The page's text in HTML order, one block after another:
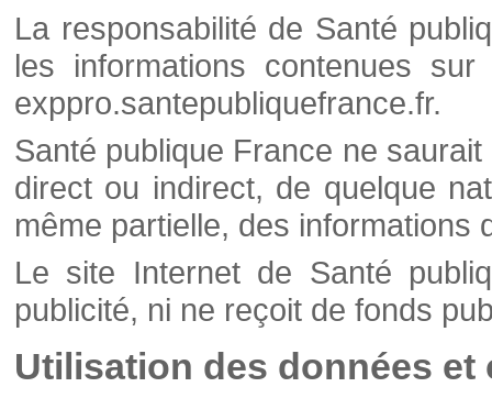
La responsabilité de Santé
les informations contenues
exppro.santepubliquefrance.fr.
Santé publique France ne
direct ou indirect, de quelque
même partielle, des informations
Le site Internet de Santé
publicité, ni ne reçoit de fonds
Utilisation des données et